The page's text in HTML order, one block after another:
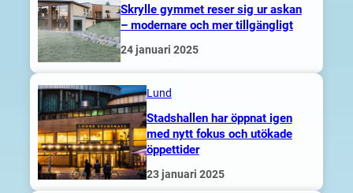
Skrylle gymmet reser sig ur askan
– modernare och mer tillgängligt
24 januari 2025
Lund
Stadshallen har öppnat igen
med nytt fokus och utökade
öppettider
23 januari 2025